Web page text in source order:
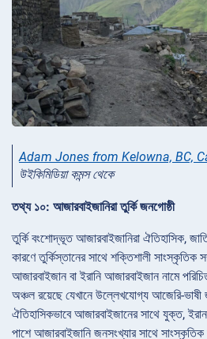
Adam Jones from Kelowna, BC,
উইকিমিডিয়া কমন্স থেকে
তথ্য ১০: আজারবাইজানিরা তুর্কি জনগোষ্ঠী
তুর্কি বংশোদ্ভূত আজারবাইজানিরা ঐতিহাসিক,
কারণে তুর্কিস্তানের সাথে শক্তিশালী সাংস্কৃতিক
আজারবাইজান বা ইরানি আজারবাইজান নামে
অঞ্চল রয়েছে যেখানে উল্লেখযোগ্য আজেরি-
ঐতিহাসিকভাবে আজারবাইজানের সাথে যুক্ত,
পাশে আজারবাইজানি জনসংখ্যার সাথে সাংস্কৃতিক